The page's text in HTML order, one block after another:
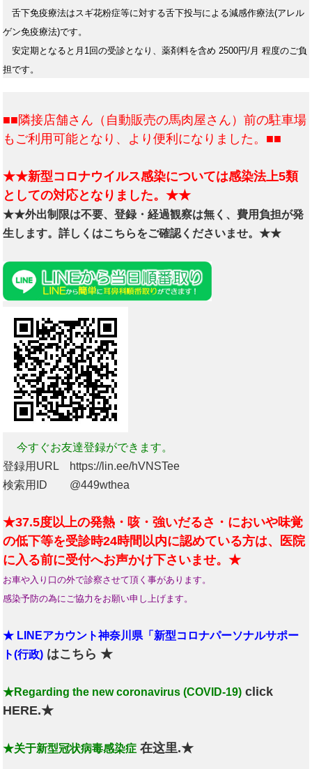
舌下免疫療法はスギ花粉症等に対する舌下投与による減感作療法(アレル
ゲン免疫療法)です。
安定期となると月1回の受診となり、薬剤料を含め 2500円/月 程度のご負
担です。
■■隣接店舗さん（自動販売の馬肉屋さん）前の駐車場
もご利用可能となり、より便利になりました。■■
★★新型コロナウイルス感染については感染法上5類
としての対応となりました。★★
★★外出制限は不要、登録・経過観察は無く、費用負担が発
生します。詳しくはこちらをご確認くださいませ。★★
今すぐお友達登録ができます。
登録用URL https://lin.ee/hVNSTee
検索用ID @449wthea
★37.5度以上の発熱・咳・強いだるさ・においや味覚
の低下等を受診時24時間以内に認めている方は、医院
に入る前に受付へお声かけ下さいませ。★
お車や入り口の外で診察させて頂く事があります。
感染予防の為にご協力をお願い申し上げます。
★ LINEアカウント神奈川県「新型コロナパーソナルサポー
ト(行政) はこちら ★
★Regarding the new coronavirus (COVID-19) click
HERE.★
★关于新型冠状病毒感染症 在这里.★